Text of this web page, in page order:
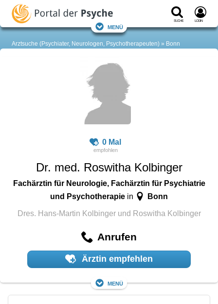
Suche Login
Menü
Arztsuche (Psychiater, Neurologen, Psychotherapeuten) Bonn
0 Mal
Dr. med. Roswitha Kolbinger
Fachärztin für Neurologie, Fachärztin für Psychiatrie
und Psychotherapiein Bonn
Dres. Hans-Martin Kolbinger und Roswitha Kolbinger
Anrufen
Ärztin empfehlen
Menü